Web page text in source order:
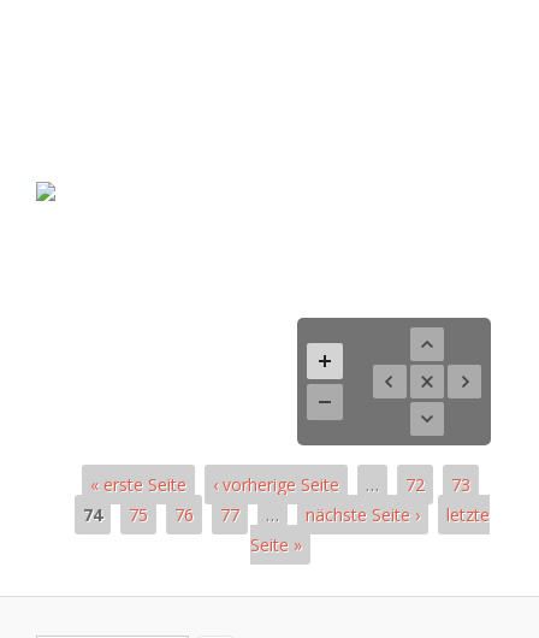
« erste Seite ‹ vorherige Seite … 72
73
74
75 76 77 … nächste Seite ›
letzte
Seite »